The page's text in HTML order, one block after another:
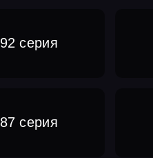
92 серия
87 серия